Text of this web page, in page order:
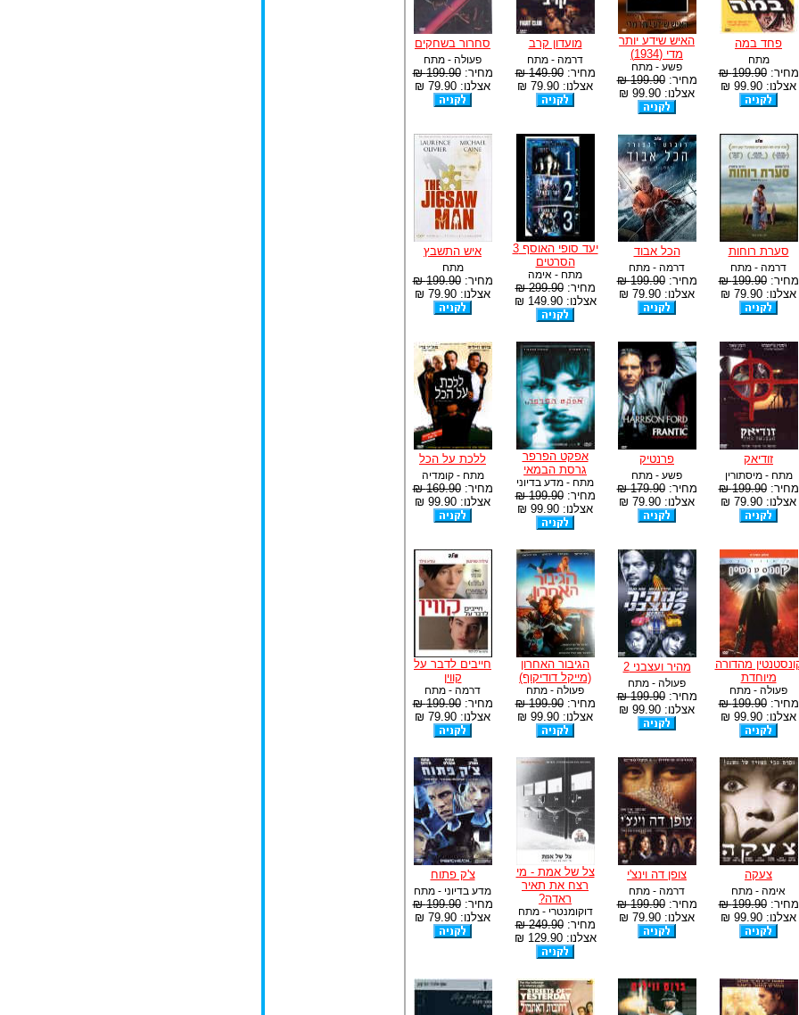
פחד במה
מתח
מחיר:199.90 ₪
אצלנו: 99.90 ₪
האיש שידע יותר
מדי (1934)
פשע - מתח
מחיר:199.90 ₪
אצלנו: 99.90 ₪
מועדון קרב
דרמה - מתח
מחיר:149.90 ₪
אצלנו: 79.90 ₪
סחרור בשחקים
פעולה - מתח
מחיר:199.90 ₪
אצלנו: 79.90 ₪
סערת רוחות
דרמה - מתח
מחיר:199.90 ₪
אצלנו: 79.90 ₪
הכל אבוד
דרמה - מתח
מחיר:199.90 ₪
אצלנו: 79.90 ₪
יעד סופי האוסף 3
הסרטים
מתח - אימה
מחיר:299.90 ₪
אצלנו: 149.90 ₪
איש התשבץ
מתח
מחיר:199.90 ₪
אצלנו: 79.90 ₪
זודיאק
מתח - מיסתורין
מחיר:199.90 ₪
אצלנו: 79.90 ₪
פרנטיק
פשע - מתח
מחיר:179.90 ₪
אצלנו: 79.90 ₪
אפקט הפרפר
גרסת הבמאי
מתח - מדע בדיוני
מחיר:199.90 ₪
אצלנו: 99.90 ₪
ללכת על הכל
מתח - קומדיה
מחיר:169.90 ₪
אצלנו: 99.90 ₪
מהדורה
מיוחדת
פעולה - מתח
מחיר:199.90 ₪
אצלנו: 99.90 ₪
מהיר ועצבני 2
פעולה - מתח
מחיר:199.90 ₪
אצלנו: 99.90 ₪
הגיבור האחרון
(מייקל דודיקוף)
פעולה - מתח
מחיר:199.90 ₪
אצלנו: 99.90 ₪
חייבים לדבר על
קווין
דרמה - מתח
מחיר:199.90 ₪
אצלנו: 79.90 ₪
צעקה
אימה - מתח
מחיר:199.90 ₪
אצלנו: 99.90 ₪
צופן דה וינצ'י
דרמה - מתח
מחיר:199.90 ₪
אצלנו: 79.90 ₪
צל של אמת - מי
רצח את תאיר
ראדה?
דוקומנטרי - מתח
מחיר:249.90 ₪
אצלנו: 129.90 ₪
צ'ק פתוח
מדע בדיוני - מתח
מחיר:199.90 ₪
אצלנו: 79.90 ₪